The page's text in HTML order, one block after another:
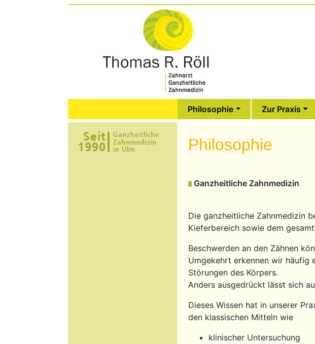
Philosophie Zur Praxis
Philosophie
Ganzheitliche Zahnmedizin
Die ganzheitliche Zahnmedizin
Kieferbereich sowie dem
Beschwerden an den Zähnen
Umgekehrt erkennen wir häufig
Störungen des Körpers.
Anders ausgedrückt lässt sich
Dieses Wissen hat in unserer
den klassischen Mitteln wie
klinischer Untersuchung